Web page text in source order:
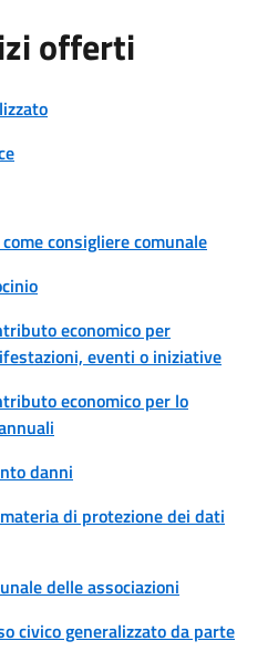
offerti
consigliere comunale
economico per
eventi o iniziative
economico per lo
danni
di protezione dei dati
delle associazioni
civico generalizzato da parte